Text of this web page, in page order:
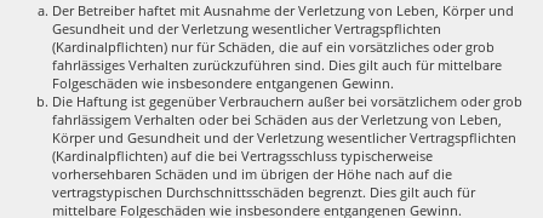
Der Betreiber haftet mit Ausnahme der Verletzung von Leben, Körper und
Gesundheit und der Verletzung wesentlicher Vertragspflichten
(Kardinalpflichten) nur für Schäden, die auf ein vorsätzliches oder grob
fahrlässiges Verhalten zurückzuführen sind. Dies gilt auch für mittelbare
Folgeschäden wie insbesondere entgangenen Gewinn.
Die Haftung ist gegenüber Verbrauchern außer bei vorsätzlichem oder grob
fahrlässigem Verhalten oder bei Schäden aus der Verletzung von Leben,
Körper und Gesundheit und der Verletzung wesentlicher Vertragspflichten
(Kardinalpflichten) auf die bei Vertragsschluss typischerweise
vorhersehbaren Schäden und im übrigen der Höhe nach auf die
vertragstypischen Durchschnittsschäden begrenzt. Dies gilt auch für
mittelbare Folgeschäden wie insbesondere entgangenen Gewinn.